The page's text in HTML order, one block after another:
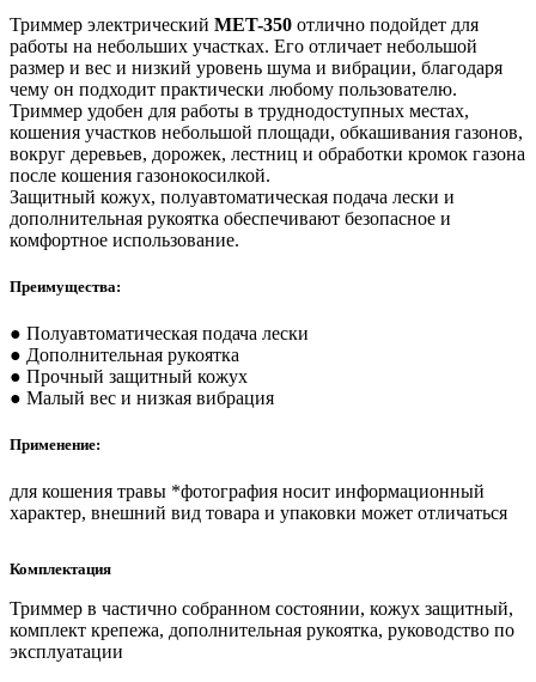
Триммер электрический MET-350 отлично подойдет для
работы на небольших участках. Его отличает небольшой
размер и вес и низкий уровень шума и вибрации, благодаря
чему он подходит практически любому пользователю.
Триммер удобен для работы в труднодоступных местах,
кошения участков небольшой площади, обкашивания газонов,
вокруг деревьев, дорожек, лестниц и обработки кромок газона
после кошения газонокосилкой.
Защитный кожух, полуавтоматическая подача лески и
дополнительная рукоятка обеспечивают безопасное и
комфортное использование.
Преимущества:
● Полуавтоматическая подача лески
● Дополнительная рукоятка
● Прочный защитный кожух
● Малый вес и низкая вибрация
Применение:
для кошения травы *фотография носит информационный
характер, внешний вид товара и упаковки может отличаться
Комплектация
Триммер в частично собранном состоянии, кожух защитный,
комплект крепежа, дополнительная рукоятка, руководство по
эксплуатации